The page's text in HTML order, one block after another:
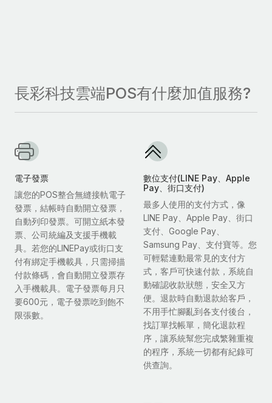
長彩科技雲端POS有什麼加值服務?
電子發票
讓您的POS整合無縫接軌電子
發票，結帳時自動開立發票，
自動列印發票。可開立紙本發
票、公司統編及支援手機載
具。若您的LINEPay或街口支
付有綁定手機載具，只需掃描
付款條碼，會自動開立發票存
入手機載具。電子發票每月只
要600元，電子發票吃到飽不
限張數。
數位支付(LINE Pay、Apple
Pay、街口支付)
最多人使用的支付方式，像
LINE Pay、Apple Pay、街口
支付、Google Pay、
Samsung Pay、支付寶等。您
可輕鬆連動最常見的支付方
式，客戶可快速付款，系統自
動確認收款狀態，安全又方
便。退款時自動退款給客戶，
不用手忙腳亂到各支付後台，
找訂單找帳單，簡化退款程
序，讓系統幫您完成繁雜重複
的程序，系統一切都有紀錄可
供查詢。